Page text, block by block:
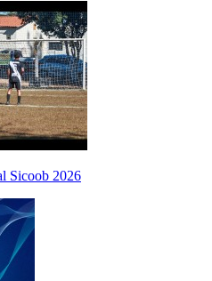
Sicoob 2026